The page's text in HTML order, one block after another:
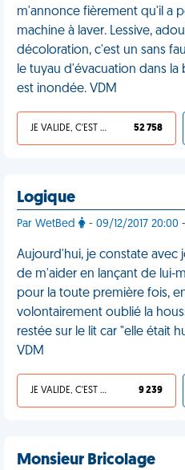
m'annonce fièrement qu'il a
machine à laver. Lessive,
décoloration, c'est un sans
le tuyau d'évacuation dans la
est inondée. VDM
JE VALIDE, C'EST UNE VDM 52 758
Logique
Par WetBed - 09/12/2017 20:00
Aujourd'hui, je constate avec
de m'aider en lançant de lui-
pour la toute première fois,
volontairement oublié la
restée sur le lit car "elle était
VDM
JE VALIDE, C'EST UNE VDM 9 239
Monsieur Bricolage